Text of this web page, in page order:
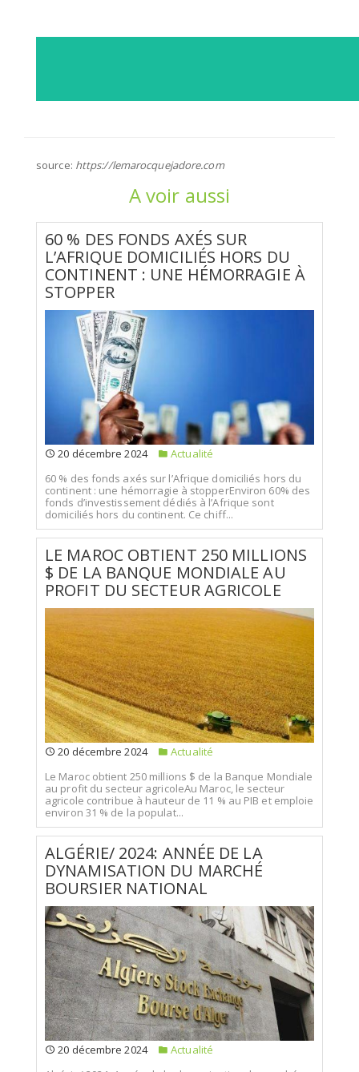
source: https://lemarocquejadore.com
A voir aussi
60 % DES FONDS AXÉS SUR
L’AFRIQUE DOMICILIÉS HORS DU
CONTINENT : UNE HÉMORRAGIE À
STOPPER
20 décembre 2024
Actualité
60 % des fonds axés sur l’Afrique domiciliés hors du
continent : une hémorragie à stopperEnviron 60% des
fonds d’investissement dédiés à l’Afrique sont
domiciliés hors du continent. Ce chiff...
LE MAROC OBTIENT 250 MILLIONS
$ DE LA BANQUE MONDIALE AU
PROFIT DU SECTEUR AGRICOLE
20 décembre 2024
Actualité
Le Maroc obtient 250 millions $ de la Banque Mondiale
au profit du secteur agricoleAu Maroc, le secteur
agricole contribue à hauteur de 11 % au PIB et emploie
environ 31 % de la populat...
ALGÉRIE/ 2024: ANNÉE DE LA
DYNAMISATION DU MARCHÉ
BOURSIER NATIONAL
20 décembre 2024
Actualité